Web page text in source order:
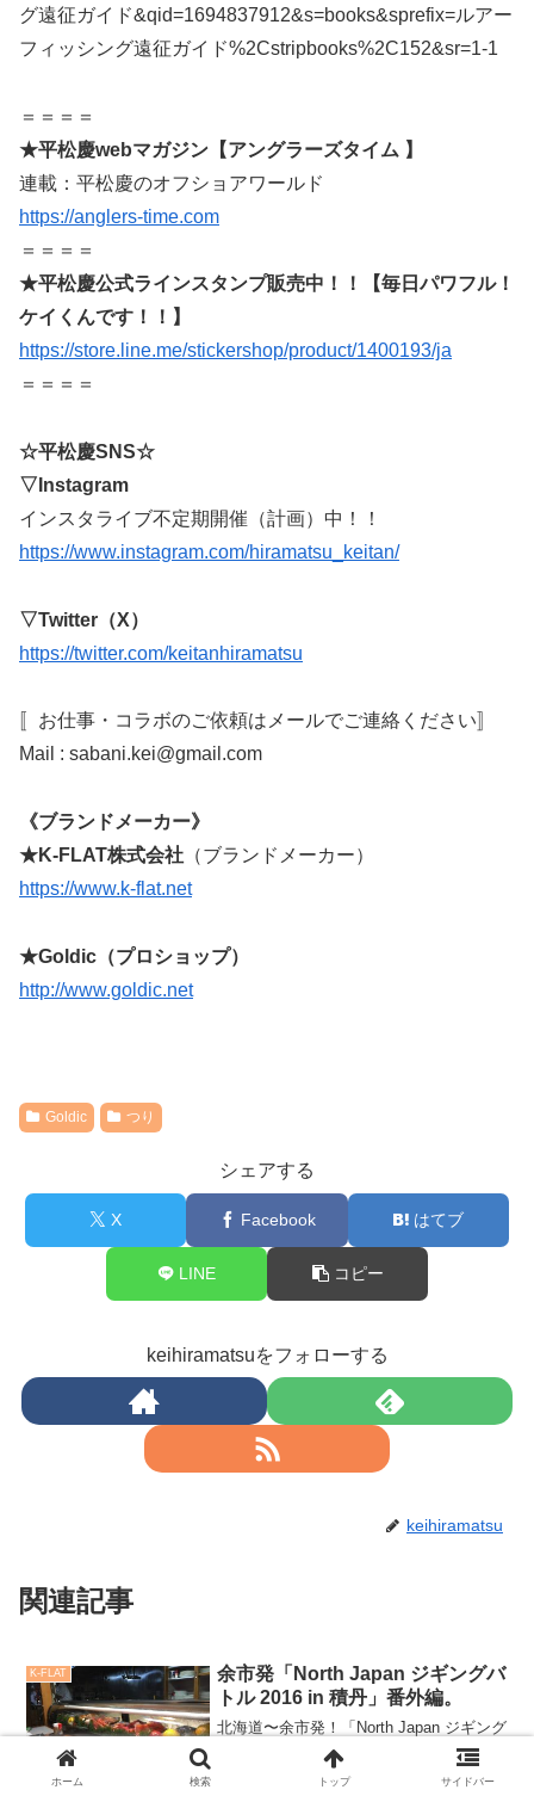
グ遠征ガイド&qid=1694837912&s=books&sprefix=ルアー
フィッシング遠征ガイド%2Cstripbooks%2C152&sr=1-1
＝＝＝＝
★平松慶webマガジン【アングラーズタイム 】
連載：平松慶のオフショアワールド
https://anglers-time.com
＝＝＝＝
★平松慶公式ラインスタンプ販売中！！【毎日パワフル！
ケイくんです！！】
https://store.line.me/stickershop/product/1400193/ja
＝＝＝＝
☆平松慶SNS☆
▽Instagram
インスタライブ不定期開催（計画）中！！
https://www.instagram.com/hiramatsu_keitan/
▽Twitter（X）
https://twitter.com/keitanhiramatsu
〚お仕事・コラボのご依頼はメールでご連絡ください〛
Mail : sabani.kei@gmail.com
《ブランドメーカー》
★K-FLAT株式会社 （ブランドメーカー）
https://www.k-flat.net
★Goldic（プロショップ）
http://www.goldic.net
Goldic つり
シェアする
X Facebook はてブ
LINE コピー
keihiramatsuをフォローする
keihiramatsu
関連記事
K-FLAT
余市発「North Japan ジギングバ
トル 2016 in 積丹」番外編。
北海道〜余市発！「North Japan ジギング
バトル 2016 in 積丹」番外編。大会は無
事終了。大きなトラブルも無く運営陣の
完璧な動きに感謝。大会終了後、宿に戻
ホーム 検索 トップ サイドバー